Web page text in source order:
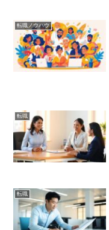
転職ノウハウ
転職
転職